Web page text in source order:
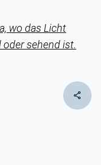
wo das Licht
sehend ist.
share